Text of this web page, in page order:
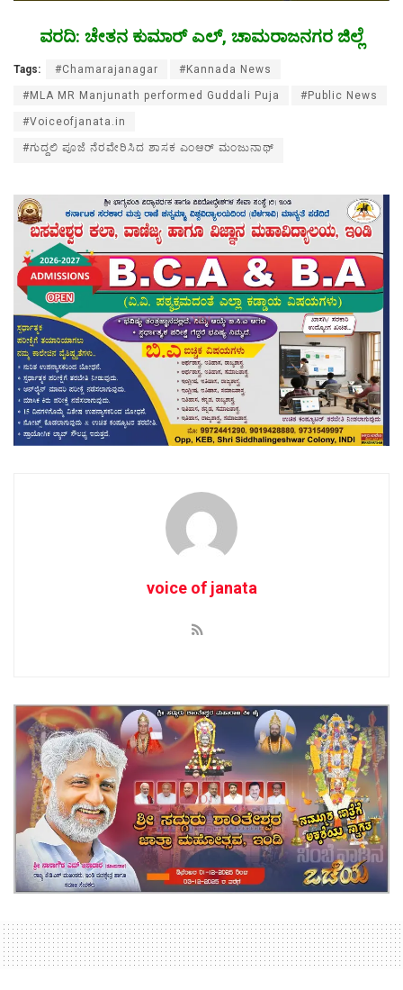
ವರದಿ: ಚೇತನ ಕುಮಾರ್ ಎಲ್, ಚಾಮರಾಜನಗರ ಜಿಲ್ಲೆ
Tags: #Chamarajanagar #Kannada News
#MLA MR Manjunath performed Guddali Puja #Public News
#Voiceofjanata.in
#ಗುದ್ದಲಿ ಪೂಜೆ ನೆರವೇರಿಸಿದ ಶಾಸಕ ಎಂಆರ್ ಮಂಜುನಾಥ್
voice of janata